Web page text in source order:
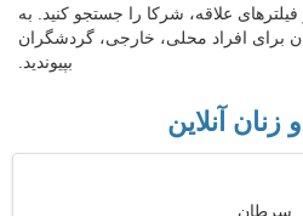
علاقه، شرکا را جستجو کنید. به
برای افراد محلی، خارجی، گردشگران
بپیوندید.
زنان آنلاین